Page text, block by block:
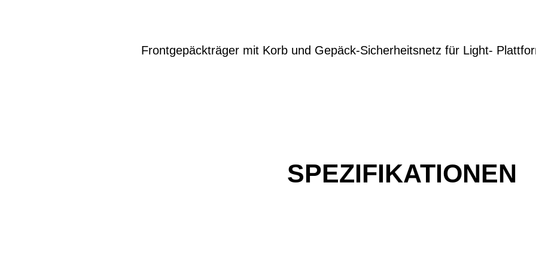
Frontgepäckträger mit Korb und Gepäck-Sicherheitsnetz für Light-
SPEZIFIKATIONEN